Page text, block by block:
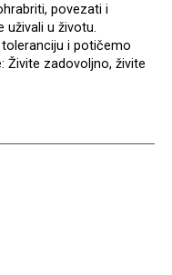
povezati i
uživali u životu.
i potičemo
Živite zadovoljno, živite